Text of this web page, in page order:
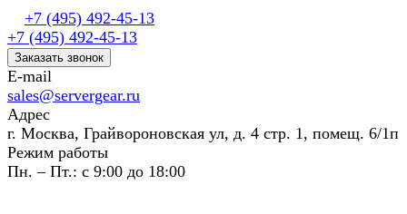
+7 (495) 492-45-13
+7 (495) 492-45-13
Заказать звонок
E-mail
sales@servergear.ru
Адрес
г. Москва, Грайвороновская ул, д. 4 стр. 1, помещ. 6/1п
Режим работы
Пн. – Пт.: с 9:00 до 18:00